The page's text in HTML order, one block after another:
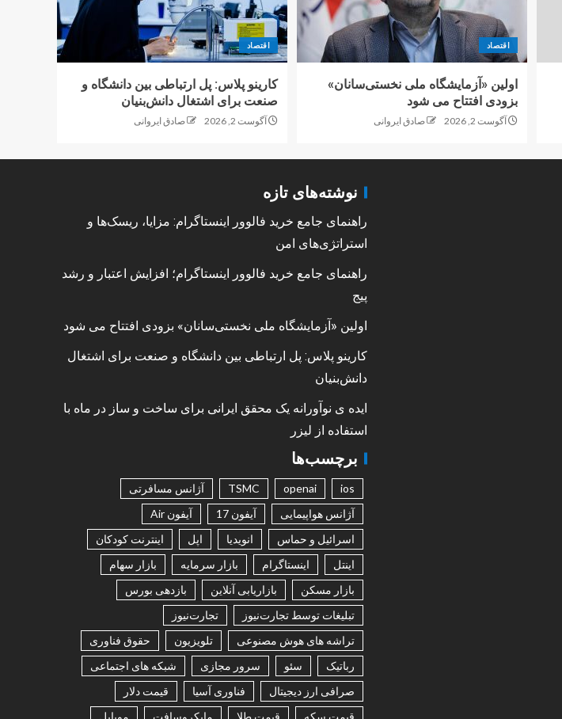
اقتصاد
اولین «آزمایشگاه ملی نخستی‌سانان»
بزودی افتتاح می شود
آگوست 2, 2026 صادق ایروانی
اقتصاد
کارینو پلاس: پل ارتباطی بین دانشگاه و
صنعت برای اشتغال دانش‌بنیان
آگوست 2, 2026 صادق ایروانی
نوشته‌های تازه
راهنمای جامع خرید فالوور اینستاگرام: مزایا، ریسک‌ها و
استراتژی‌های امن
راهنمای جامع خرید فالوور اینستاگرام؛ افزایش اعتبار و رشد
پیج
اولین «آزمایشگاه ملی نخستی‌سانان» بزودی افتتاح می شود
کارینو پلاس: پل ارتباطی بین دانشگاه و صنعت برای اشتغال
دانش‌بنیان
ایده ی نوآورانه یک محقق ایرانی برای ساخت و ساز در ماه با
استفاده از لیزر
برچسب‌ها
ios
openai
TSMC
آژانس مسافرتی
آژانس هواپیمایی
آیفون 17
آیفون Air
اسرائیل و حماس
انویدیا اپل
اینترنت کودکان
اینتل
اینستاگرام بازار سرمایه
بازار سهام
بازار مسکن
بازاریابی آنلاین
بازدهی بورس
تبلیغات توسط تجارت‌نیوز
تجارت‌نیوز
تراشه های هوش مصنوعی
تلویزیون
حقوق فناوری
رباتیک
سئو سرور مجازی
شبکه های اجتماعی
صرافی ارز دیجیتال
فناوری آسیا
قیمت دلار
قیمت سکه
قیمت طلا مایکروسافت موبایل